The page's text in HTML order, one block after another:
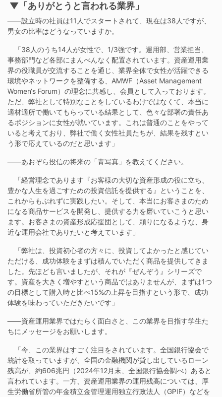
▼「ありがとうと言われる業界」
——設立時の社員は11人でスタートされて、現在は38人ですが、
男女の比率はどうなっていますか。
「38人のうち14人が女性で、1/3強です。運用部、営業担当、
事務部門など各部にまんべんなく配置されています。資産運用業
界の役職員が交流することを通じ、業界全体で女性が活躍できる
環境やネットワークを整備する、AMWF（Asset Management
Women‘s Forum）の理念に共感し、会員として入っております。
ただ、弊社として特別なことをしているわけではなくて、本当に
適材適所で働いてもらっている結果として、色々な部署の責任あ
るポジションに女性が就いています。これは普通のことをやって
いると考えており、弊社で働く女性社員たちが、結果を残すとい
う形で応えているのだと思います」
——あおぞら投信の将来の「青写真」を教えてください。
「経営理念であります『お客様の大切な資産形成の役に立ち、
豊かな人生を過ごすための投資信託を提供する』ということを、
これからもぶれずに実践したい。そして、本当にお客さまのため
になる商品サービスを開発し、提供する力を磨いていこうと思い
ます。お客さまの資産形成応援団として、頼りになるような、身
近な運用会社でありたいと考えています」
「弊社は、投資初心者の方々に、投資してよかったと感じてい
ただける、成功体験をまずは積んでいただく商品を提供してきま
した。先ほども言いましたが、それが『ぜんぞう』シリーズで
す。資産を大きく増やすという商品ではありませんが、まずは1つ
の目標として購入時と比べ15%の上昇を目指すという形で、成功
体験を味わっていただきたいです」
——資産運用業界ではたらく面白さと、この業界を目指す学生た
ちにメッセージをお願いします。
「今、この業界はすごく注目をされています。全国銀行協会で
統計を取っていますが、全国の金融機関が貸し出しているローン
残高が、約606兆円（2024年12月末、全国銀行協会調べ）あると
言われています。一方、資産運用業界の運用残高については、厚
生労働省所管の年金積立金管理運用独立行政法人（GPIF）などを